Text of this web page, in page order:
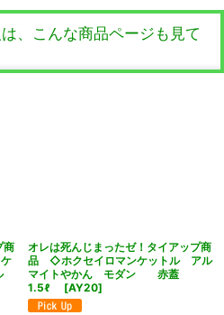
、こんな商品ページも見て
商
オレは死んじまったゼ！タイアップ商
品 ◇ホクセイロマンケットル アル
マイトやかん モダン 赤蓋
1.5ℓ
[AY20]